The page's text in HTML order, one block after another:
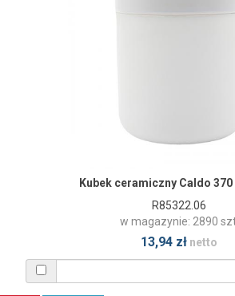
Kubek ceramiczny Caldo 370
R85322.06
w magazynie: 2890
13,94 zł netto